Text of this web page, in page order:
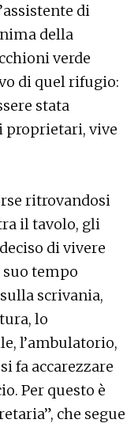
di
della
verde
di quel rifugio:
stata
proprietari, vive
ritrovandosi
il tavolo, gli
di vivere
suo tempo
scrivania,
lo
l’ambulatorio,
fa accarezzare
Per questo è
che segue